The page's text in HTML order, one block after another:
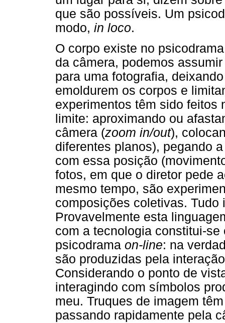
que são possíveis. Um
modo, in loco.
O corpo existe no
da câmera, podemos
para uma fotografia,
emoldurem os corpos e
experimentos têm sido feitos
limite: aproximando ou
câmera (zoom in/out),
diferentes planos), pegando
com essa posição
fotos, em que o diretor pede
mesmo tempo, são
composições coletivas. Tudo
Provavelmente esta
com a tecnologia constitui-
psicodrama on-line: na
são produzidas pela
Considerando o ponto de
interagindo com símbolos
meu. Truques de imagem
passando rapidamente pela